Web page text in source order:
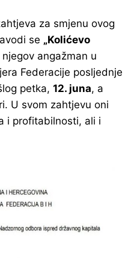
za smjenu ovog
se „Kolićevo
njegov angažman u
Federacije posljednje
petka, 12. juna, a
U svom zahtjevu oni
i profitabilnosti, ali i